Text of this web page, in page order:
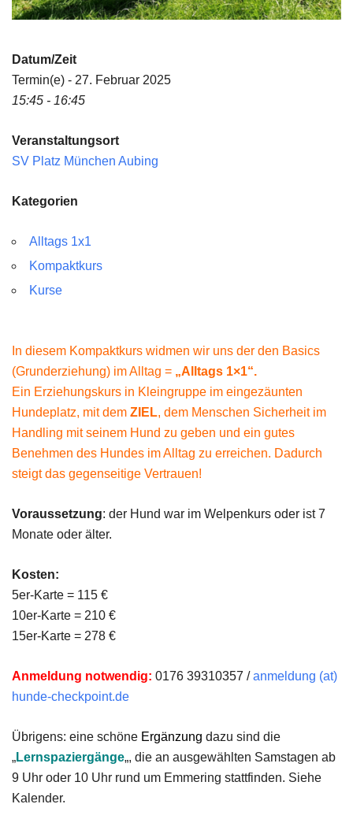
Datum/Zeit
Termin(e) - 27. Februar 2025
15:45 - 16:45
Veranstaltungsort
SV Platz München Aubing
Kategorien
Alltags 1x1
Kompaktkurs
Kurse
In diesem Kompaktkurs widmen wir uns der den Basics
(Grunderziehung) im Alltag = „Alltags 1×1“.
Ein Erziehungskurs in Kleingruppe im eingezäunten
Hundeplatz, mit dem ZIEL, dem Menschen Sicherheit im
Handling mit seinem Hund zu geben und ein gutes
Benehmen des Hundes im Alltag zu erreichen. Dadurch
steigt das gegenseitige Vertrauen!
Voraussetzung: der Hund war im Welpenkurs oder ist 7
Monate oder älter.
Kosten:
5er-Karte = 115 €
10er-Karte = 210 €
15er-Karte = 278 €
Anmeldung notwendig: 0176 39310357 /anmeldung (at)
hunde-checkpoint.de
Übrigens: eine schöne Ergänzung dazu sind die
„Lernspaziergänge„, die an ausgewählten Samstagen ab
9 Uhr oder 10 Uhr rund um Emmering stattfinden. Siehe
Kalender.